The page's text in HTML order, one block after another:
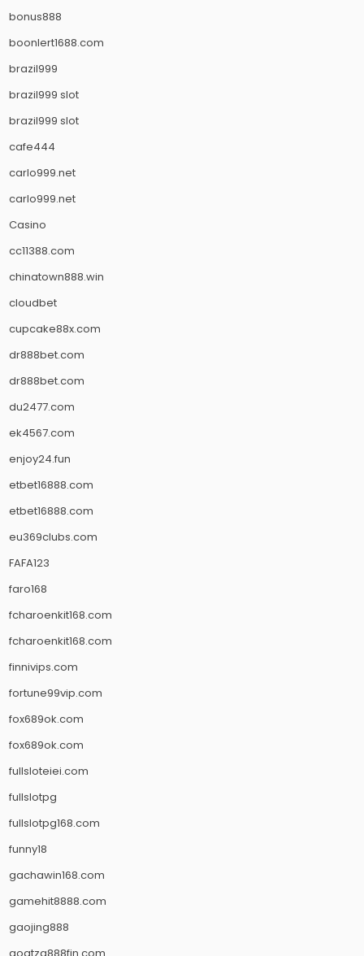
bonus888
boonlert1688.com
brazil999
brazil999 slot
brazil999 slot
cafe444
carlo999.net
carlo999.net
Casino
cc11388.com
chinatown888.win
cloudbet
cupcake88x.com
dr888bet.com
dr888bet.com
du2477.com
ek4567.com
enjoy24.fun
etbet16888.com
etbet16888.com
eu369clubs.com
FAFA123
faro168
fcharoenkit168.com
fcharoenkit168.com
finnivips.com
fortune99vip.com
fox689ok.com
fox689ok.com
fullsloteiei.com
fullslotpg
fullslotpg168.com
funny18
gachawin168.com
gamehit8888.com
gaojing888